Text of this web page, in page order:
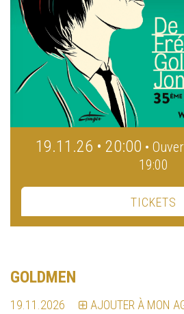
19.11.26 • 20:00 •
19:00
TICKETS
GOLDMEN
19.11.2026 AJOUTER À MON